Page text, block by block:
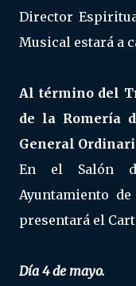
Director
Musical estará a
Al término del
de la Romería
General
En el Salón
Ayuntamiento
presentará el
Día 4 de mayo.